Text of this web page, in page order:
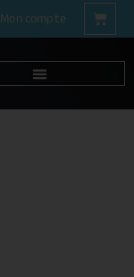
Mon compte